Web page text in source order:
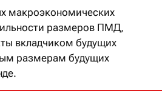
макроэкономических
размеров ПМД,
вкладчиком будущих
размерам будущих